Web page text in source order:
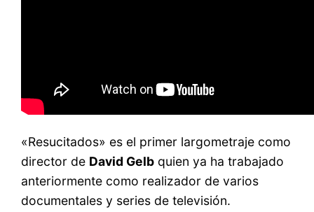
«Resucitados» es el primer largometraje como
director de David Gelb quien ya ha trabajado
anteriormente como realizador de varios
documentales y series de televisión.